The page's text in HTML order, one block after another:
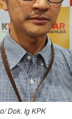
Dok. Ig KPK